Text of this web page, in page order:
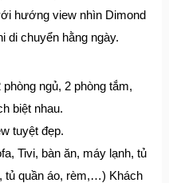
hướng view nhìn Dimond
di chuyển hằng ngày.
ngủ, 2 phòng tắm,
biệt nhau.
tuyệt đẹp.
Tivi, bàn ăn, máy lạnh, tủ
tủ quần áo, rèm,…) Khách